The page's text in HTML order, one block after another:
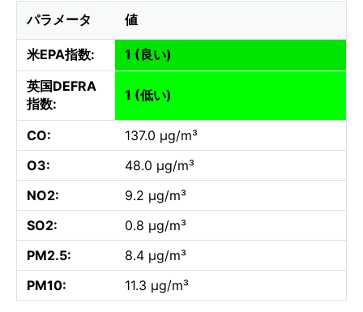
パラメータ 値
米EPA指数:
1 (良い)
英国DEFRA
指数:
1 (低い)
CO:
137.0 µg/m³
O3:
48.0 µg/m³
NO2:
9.2 µg/m³
SO2:
0.8 µg/m³
PM2.5:
8.4 µg/m³
PM10:
11.3 µg/m³